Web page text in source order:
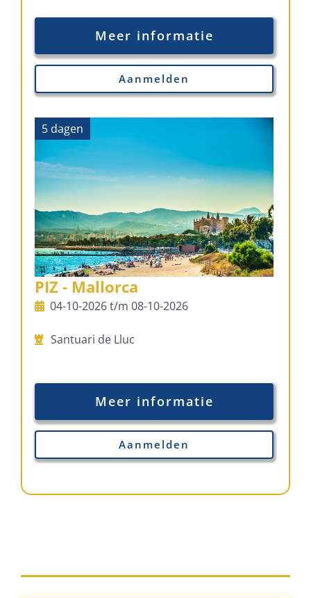
Meer informatie
Aanmelden
5 dagen
PIZ - Mallorca
04-10-2026 t/m 08-10-2026
Santuari de Lluc
Meer informatie
Aanmelden